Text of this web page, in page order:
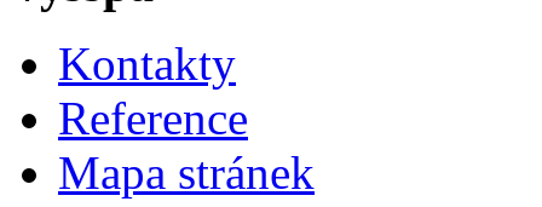
Kontakty
Reference
Mapa stránek